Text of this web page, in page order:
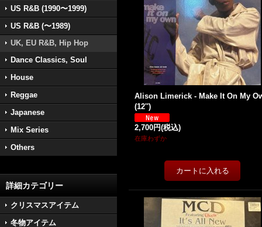
US R&B (1990〜1999)
US R&B (〜1989)
UK, EU R&B, Hip Hop
Dance Classics, Soul
House
Reggae
Japanese
Mix Series
Others
詳細カテゴリー
クリスマスアイテム
冬物アイテム
Alison Limerick - Make It On My
(12'')
2,700円(税込)
在庫わずか